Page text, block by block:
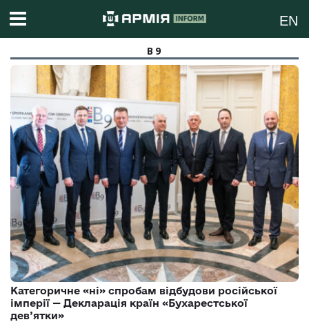
EN
B9
Категоричне «ні» спробам відбудови російської
імперії — Декларація країн «Бухарестської
дев’ятки»